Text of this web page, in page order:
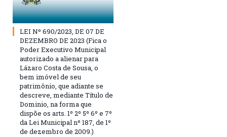
LEI Nº 690/2023, DE 07 DE
DEZEMBRO DE 2023 (Fica o
Poder Executivo Municipal
autorizado a alienar para
Lázaro Costa de Sousa, o
bem imóvel de seu
patrimônio, que adiante se
descreve, mediante Título de
Dominio, na forma que
dispõe os arts. 1º 2º 5º 6º e 7º
da Lei Municipal nº 187, de 1º
de dezembro de 2009.)